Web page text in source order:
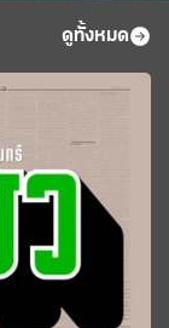
ดูทั้งหมด